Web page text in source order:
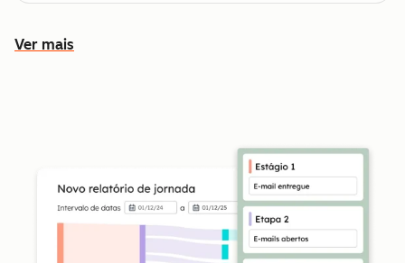
Ver mais
Conheça outros recursos